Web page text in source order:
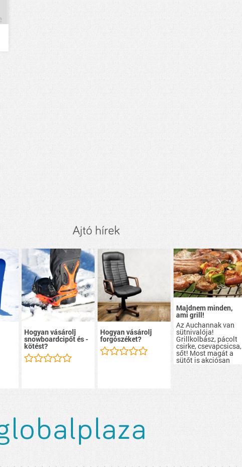
Ajtó hírek
Hogyan vásárolj
snowboardcipőt és -
kötést?
Hogyan vásárolj
forgószéket?
Majdnem minden,
ami grill!
Az Auchannak van
sütnivalója!
Grillkolbász, pácolt
csirke, csevapcsicsa,
sőt! Most magát a
sütőt is akciósan
szerezheted be.